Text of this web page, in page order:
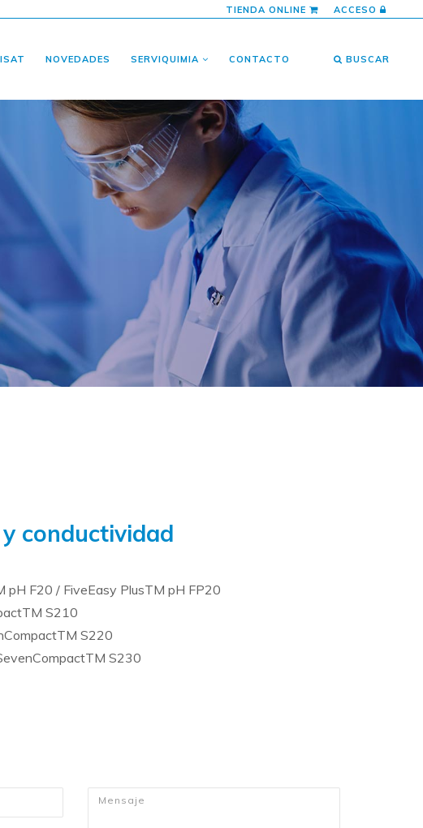
TIENDA ONLINE ACCESO
NOVEDADES SERVIQUIMIA CONTACTO BUSCAR
conductividad
pH F20 / FiveEasy PlusTM pH FP20
S210
S220
S230
Mensaje*